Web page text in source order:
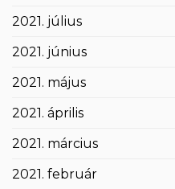
2021. július
2021. június
2021. május
2021. április
2021. március
2021. február